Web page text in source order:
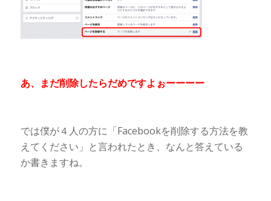
あ、まだ削除したらだめですよぉーーーー
では僕が４人の方に「Facebookを削除する方法を教
えてください」と言われたとき、なんと答えている
か書きますね。